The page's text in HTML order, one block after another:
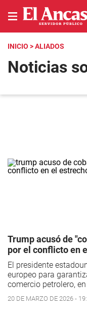
INICIO > ALIADOS
Noticias
Trump acusó de
por el conflicto en
El presidente
europeo para
comercio petrolero,
20 DE MARZO DE 2026 -